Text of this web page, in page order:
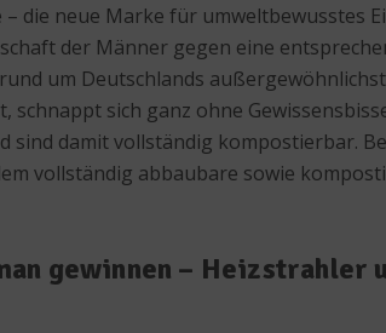
– die neue Marke für umweltbewusstes
der Männer gegen eine
um Deutschlands
schnappt sich ganz ohne
sind damit vollständig kompostierbar.
vollständig abbaubare sowie
gewinnen – Heizstrahler